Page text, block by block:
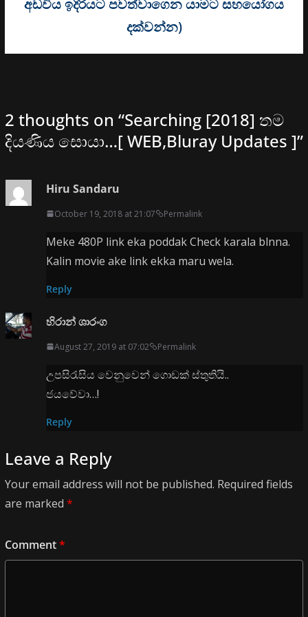
අඩවිය ඉදිරියට පවත්වාගෙන යාමට සහයෝගය
දක්වන්න)
2 thoughts on “Searching [2018] තම
දියණිය සොයා…[ WEB,Bluray Updates ]”
Hiru Sandaru
October 19, 2018 at 21:07 Permalink
Meke 480P link eka poddak Check karala blnna.
Kalin movie ake link ekka maru wela.
Reply
හිරාන් ශාරංග
August 27, 2019 at 07:02 Permalink
උපසිරැසිය වෙනුවෙන් ගොඩක් ස්තුතියි..
ජයවේවා…!
Reply
Leave a Reply
Your email address will not be published. Required fields
are marked *
Comment*